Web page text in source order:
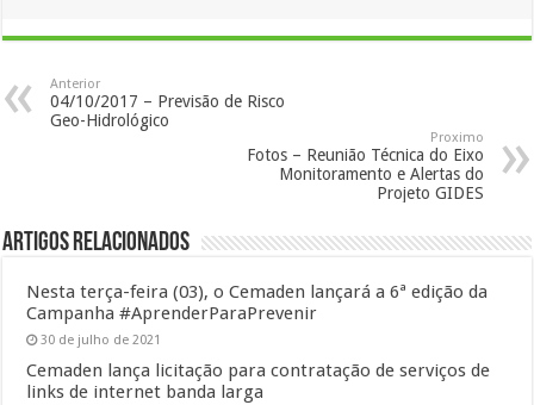
Anterior
04/10/2017 – Previsão de Risco
Geo-Hidrológico
Proximo
Fotos – Reunião Técnica do Eixo
Monitoramento e Alertas do
Projeto GIDES
Artigos Relacionados
Nesta terça-feira (03), o Cemaden lançará a 6ª edição da
Campanha #AprenderParaPrevenir
30 de julho de 2021
Cemaden lança licitação para contratação de serviços de
links de internet banda larga